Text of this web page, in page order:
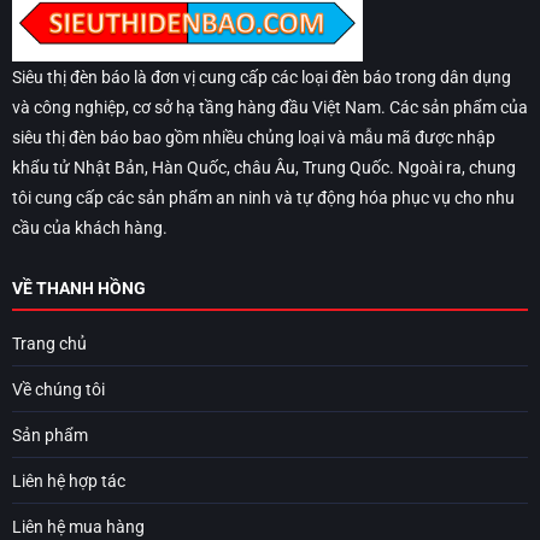
Siêu thị đèn báo là đơn vị cung cấp các loại đèn báo trong dân dụng
và công nghiệp, cơ sở hạ tầng hàng đầu Việt Nam. Các sản phẩm của
siêu thị đèn báo bao gồm nhiều chủng loại và mẫu mã được nhập
khẩu tử Nhật Bản, Hàn Quốc, châu Âu, Trung Quốc. Ngoài ra, chung
tôi cung cấp các sản phẩm an ninh và tự động hóa phục vụ cho nhu
cầu của khách hàng.
VỀ THANH HỒNG
Trang chủ
Về chúng tôi
Sản phẩm
Liên hệ hợp tác
Liên hệ mua hàng